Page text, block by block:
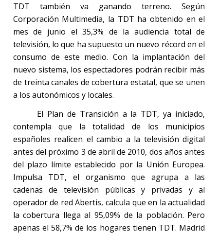
TDT también va ganando terreno. Según
Corporación Multimedia, la TDT ha obtenido en el
mes de junio el 35,3% de la audiencia total de
televisión, lo que ha supuesto un nuevo récord en el
consumo de este medio. Con la implantación del
nuevo sistema, los espectadores podrán recibir más
de treinta canales de cobertura estatal, que se unen
a los autonómicos y locales.
El Plan de Transición a la TDT, ya iniciado,
contempla que la totalidad de los municipios
españoles realicen el cambio a la televisión digital
antes del próximo 3 de abril de 2010, dos años antes
del plazo límite establecido por la Unión Europea.
Impulsa TDT, el organismo que agrupa a las
cadenas de televisión públicas y privadas y al
operador de red Abertis, calcula que en la actualidad
la cobertura llega al 95,09% de la población. Pero
apenas el 58,7% de los hogares tienen TDT. Madrid